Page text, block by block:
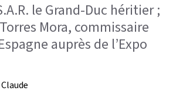
le Grand-Duc héritier ;
Mora, commissaire
auprès de l’Expo